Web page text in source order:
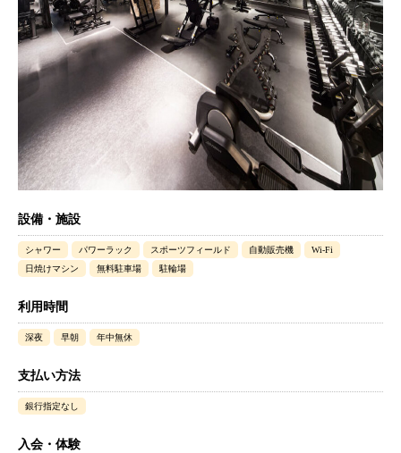
設備・施設
シャワー パワーラック スポーツフィールド 自動販売機
Wi-Fi
日焼けマシン
無料駐車場 駐輪場
利用時間
深夜 早朝 年中無休
支払い方法
銀行指定なし
入会・体験